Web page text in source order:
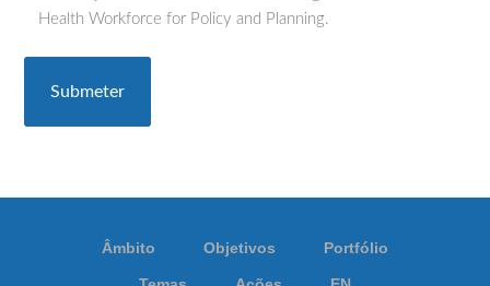
Health Workforce for Policy and Planning.
Âmbito Objetivos Portfólio